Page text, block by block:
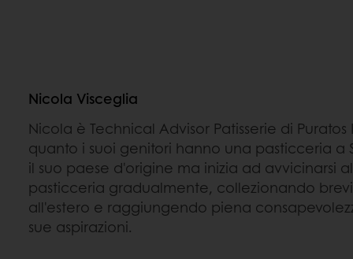
Nicola Visceglia
Nicola è Technical Advisor Patisserie di
quanto i suoi genitori hanno una pasticceria a
il suo paese d'origine ma inizia ad avvicinarsi
pasticceria gradualmente, collezionando
all'estero e raggiungendo piena
sue aspirazioni.